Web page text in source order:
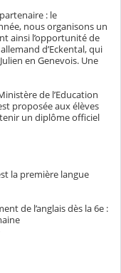
: le
nous organisons un
ainsi l’opportunité de
d’Eckental, qui
en Genevois. Une
de l’Education
proposée aux élèves
un diplôme officiel
la première langue
de l’anglais dès la 6e :